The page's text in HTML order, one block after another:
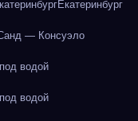
Екатеринбург
— Консуэло
водой
водой